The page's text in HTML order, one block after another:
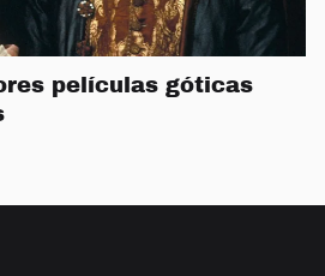
películas góticas